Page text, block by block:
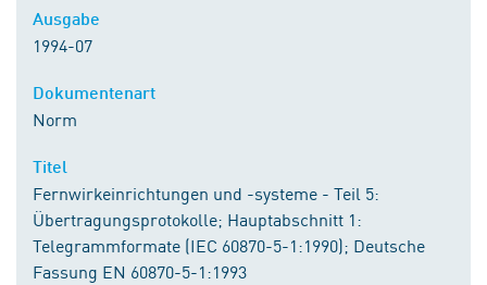
1994-07
Norm
Fernwirkeinrichtungen und -systeme - Teil 5:
Übertragungsprotokolle; Hauptabschnitt 1:
Telegrammformate (IEC 60870-5-1:1990); Deutsche
Fassung EN 60870-5-1:1993